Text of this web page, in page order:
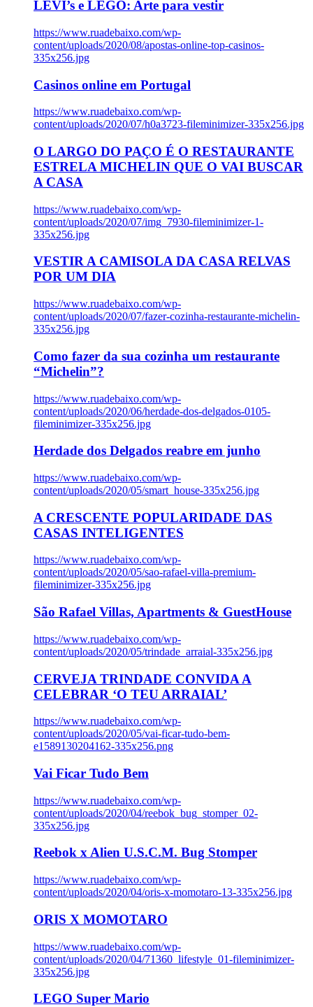
LEVI’s e LEGO: Arte para vestir
https://www.ruadebaixo.com/wp-
content/uploads/2020/08/apostas-online-top-casinos-
335x256.jpg
Casinos online em Portugal
https://www.ruadebaixo.com/wp-
content/uploads/2020/07/h0a3723-fileminimizer-335x256.jpg
O LARGO DO PAÇO É O RESTAURANTE
ESTRELA MICHELIN QUE O VAI BUSCAR
A CASA
https://www.ruadebaixo.com/wp-
content/uploads/2020/07/img_7930-fileminimizer-1-
335x256.jpg
VESTIR A CAMISOLA DA CASA RELVAS
POR UM DIA
https://www.ruadebaixo.com/wp-
content/uploads/2020/07/fazer-cozinha-restaurante-michelin-
335x256.jpg
Como fazer da sua cozinha um restaurante
“Michelin”?
https://www.ruadebaixo.com/wp-
content/uploads/2020/06/herdade-dos-delgados-0105-
fileminimizer-335x256.jpg
Herdade dos Delgados reabre em junho
https://www.ruadebaixo.com/wp-
content/uploads/2020/05/smart_house-335x256.jpg
A CRESCENTE POPULARIDADE DAS
CASAS INTELIGENTES
https://www.ruadebaixo.com/wp-
content/uploads/2020/05/sao-rafael-villa-premium-
fileminimizer-335x256.jpg
São Rafael Villas, Apartments & GuestHouse
https://www.ruadebaixo.com/wp-
content/uploads/2020/05/trindade_arraial-335x256.jpg
CERVEJA TRINDADE CONVIDA A
CELEBRAR ‘O TEU ARRAIAL’
https://www.ruadebaixo.com/wp-
content/uploads/2020/05/vai-ficar-tudo-bem-
e1589130204162-335x256.png
Vai Ficar Tudo Bem
https://www.ruadebaixo.com/wp-
content/uploads/2020/04/reebok_bug_stomper_02-
335x256.jpg
Reebok x Alien U.S.C.M. Bug Stomper
https://www.ruadebaixo.com/wp-
content/uploads/2020/04/oris-x-momotaro-13-335x256.jpg
ORIS X MOMOTARO
https://www.ruadebaixo.com/wp-
content/uploads/2020/04/71360_lifestyle_01-fileminimizer-
335x256.jpg
LEGO Super Mario